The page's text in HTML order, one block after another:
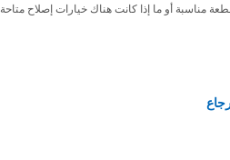
مناسبة أو ما إذا كانت هناك خيارات إصلاح متاحة